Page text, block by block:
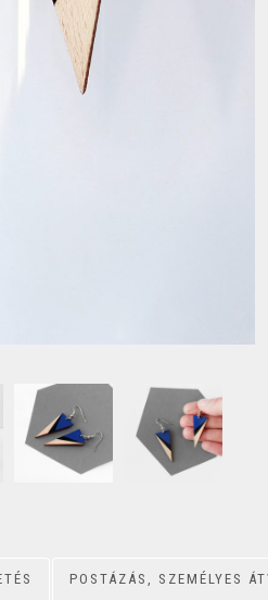
POSTÁZÁS, SZEMÉLYES